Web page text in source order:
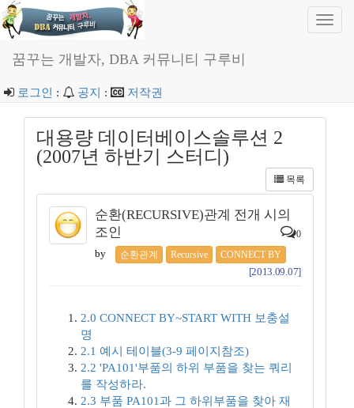
꿈꾸는 개발자, DBA 커뮤니티 구루비
로그인 : 공지 : 저작권
대용량 데이터베이스솔루션 2
(2007년 하반기 스터디)
목록
순환(RECURSIVE)관계 전개 시의
조인
0
by 순환관계 Recursive CONNECT BY
[2013.09.07]
2.0 CONNECT BY~START WITH 보충설
명
2.1 예시 테이블(3-9 페이지참조)
2.2 'PA101'부품의 하위 부품을 찾는 쿼리
를 작성하라.
2.3 부품 PA101과 그 하위부품을 찾아 재